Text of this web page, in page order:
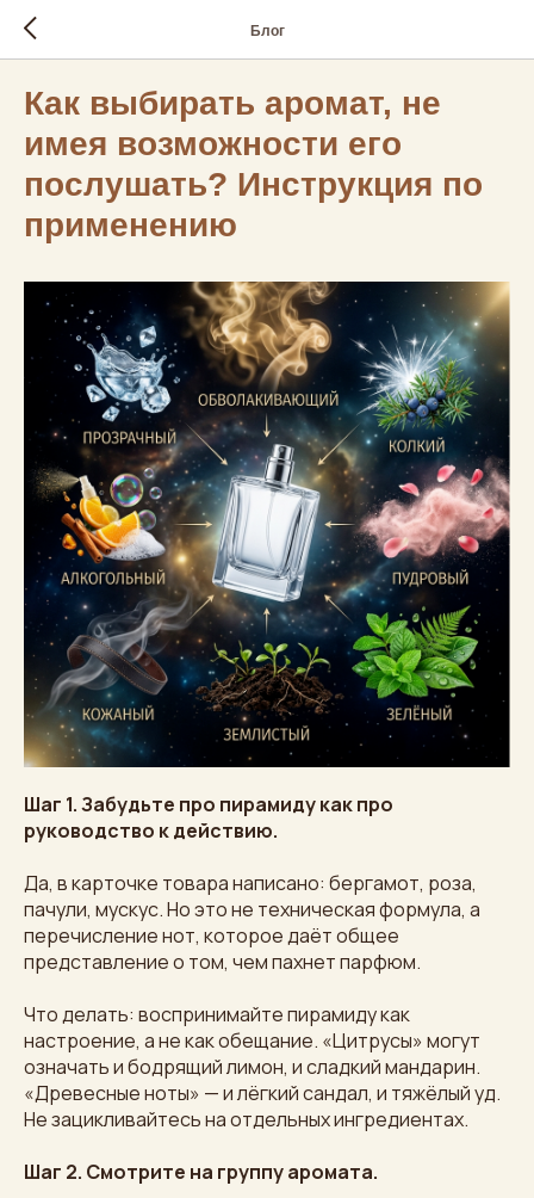
Блог
Как выбирать аромат, не
имея возможности его
послушать? Инструкция по
применению
Шаг 1. Забудьте про пирамиду как про
руководство к действию.
Да, в карточке товара написано: бергамот, роза,
пачули, мускус. Но это не техническая формула, а
перечисление нот, которое даёт общее
представление о том, чем пахнет парфюм.
Что делать: воспринимайте пирамиду как
настроение, а не как обещание. «Цитрусы» могут
означать и бодрящий лимон, и сладкий мандарин.
«Древесные ноты» — и лёгкий сандал, и тяжёлый уд.
Не зацикливайтесь на отдельных ингредиентах.
Шаг 2. Смотрите на группу аромата.